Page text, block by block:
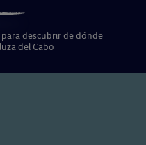
descubrir de dónde
del Cabo